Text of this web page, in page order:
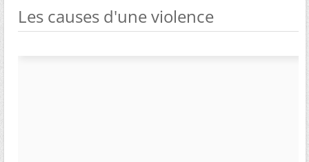
Les causes d'une violence